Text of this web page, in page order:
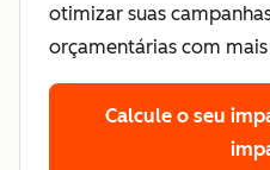
otimizar suas
orçamentárias com
Calcule o seu